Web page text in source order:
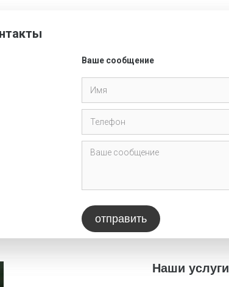
Ваше сообщение
отправить
Наши услуги